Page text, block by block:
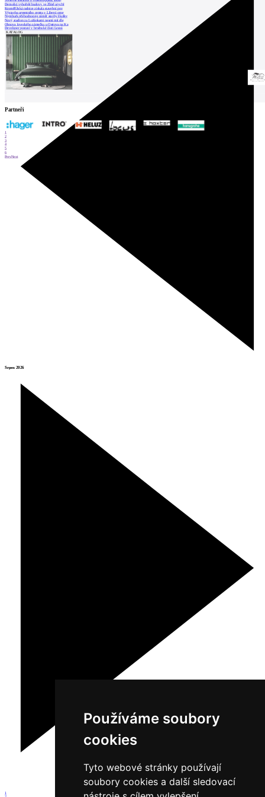
Používáme soubory
cookies
Tyto webové stránky používají
soubory cookies a další sledovací
Srpen 2026
1
Demolici vyhořelé budovy ve Zlíně urychl
Kroměřížská radnice získala stavební pov
Výstavba urgentního centra v Liberci ome
Nymburk přehodnocuje záměr stavby školky
Nový stadion za Lužánkami nesmí mít dle
Obnova loveckého zámečku u Ostrova na Ka
Developer postaví v brněnské části Lesná
KATALOG
Partneři
1
2
3
4
5
6
PrevNext